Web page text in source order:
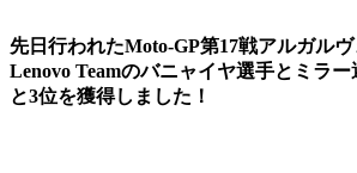
先日行われたMoto-GP第17戦アルガル
Lenovo Teamのバニャイヤ選手とミラ
と3位を獲得しました！